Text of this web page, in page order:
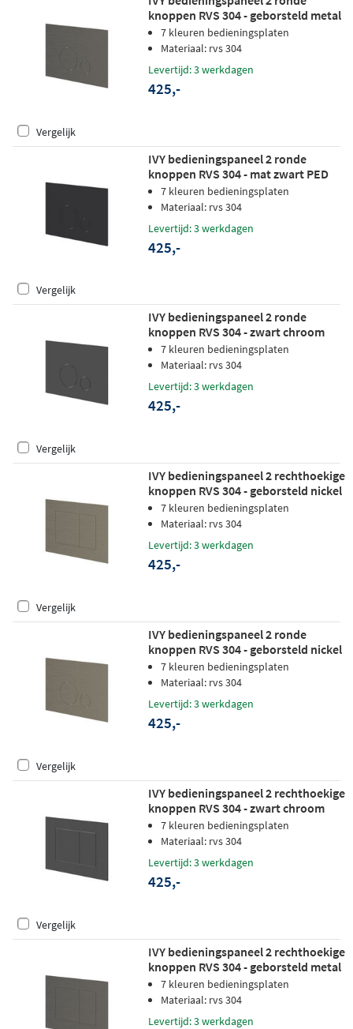
knoppen RVS 304 - geborsteld metal
black PVD
7 kleuren bedieningsplaten
Materiaal: rvs 304
Levertijd: 3 werkdagen
425,-
Vergelijk
IVY bedieningspaneel 2 ronde
knoppen RVS 304 - mat zwart PED
7 kleuren bedieningsplaten
Materiaal: rvs 304
Levertijd: 3 werkdagen
425,-
Vergelijk
IVY bedieningspaneel 2 ronde
knoppen RVS 304 - zwart chroom
PVD7 kleuren bedieningsplaten
Materiaal: rvs 304
Levertijd: 3 werkdagen
425,-
Vergelijk
IVY bedieningspaneel 2 rechthoekige
knoppen RVS 304 - geborsteld nickel
PVD7 kleuren bedieningsplaten
Materiaal: rvs 304
Levertijd: 3 werkdagen
425,-
Vergelijk
IVY bedieningspaneel 2 ronde
knoppen RVS 304 - geborsteld nickel
PVD7 kleuren bedieningsplaten
Materiaal: rvs 304
Levertijd: 3 werkdagen
425,-
Vergelijk
IVY bedieningspaneel 2 rechthoekige
knoppen RVS 304 - zwart chroom
PVD7 kleuren bedieningsplaten
Materiaal: rvs 304
Levertijd: 3 werkdagen
425,-
Vergelijk
IVY bedieningspaneel 2 rechthoekige
knoppen RVS 304 - geborsteld metal
black PVD
7 kleuren bedieningsplaten
Materiaal: rvs 304
Levertijd: 3 werkdagen